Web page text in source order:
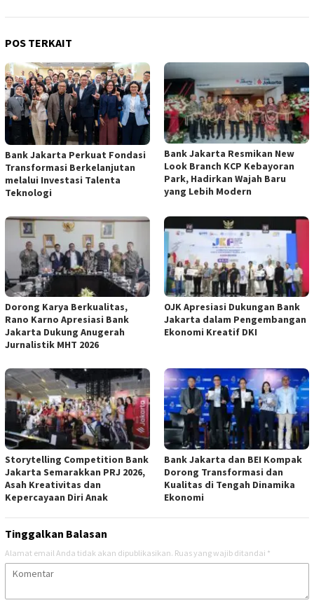
POS TERKAIT
Bank Jakarta Perkuat Fondasi
Transformasi Berkelanjutan
melalui Investasi Talenta
Teknologi
Bank Jakarta Resmikan New
Look Branch KCP Kebayoran
Park, Hadirkan Wajah Baru
yang Lebih Modern
Dorong Karya Berkualitas,
Rano Karno Apresiasi Bank
Jakarta Dukung Anugerah
Jurnalistik MHT 2026
OJK Apresiasi Dukungan Bank
Jakarta dalam Pengembangan
Ekonomi Kreatif DKI
Storytelling Competition Bank
Jakarta Semarakkan PRJ 2026,
Asah Kreativitas dan
Kepercayaan Diri Anak
Bank Jakarta dan BEI Kompak
Dorong Transformasi dan
Kualitas di Tengah Dinamika
Ekonomi
Tinggalkan Balasan
Alamat email Anda tidak akan dipublikasikan. Ruas yang wajib ditandai *